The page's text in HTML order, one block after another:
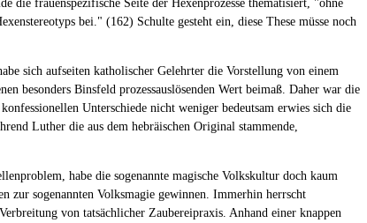
die frauenspezifische Seite der Hexenprozesse thematisiert, "ohne
bei." (162) Schulte gesteht ein, diese These müsse noch
sich aufseiten katholischer Gelehrter die Vorstellung von einem
besonders Binsfeld prozessauslösenden Wert beimaß. Daher war die
Unterschiede nicht weniger bedeutsam erwies sich die
Luther die aus dem hebräischen Original stammende,
habe die sogenannte magische Volkskultur doch kaum
zur sogenannten Volksmagie gewinnen. Immerhin herrscht
von tatsächlicher Zaubereipraxis. Anhand einer knappen